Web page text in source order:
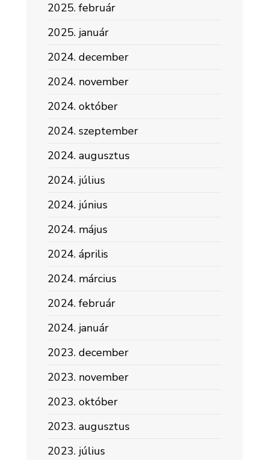
2025. február
2025. január
2024. december
2024. november
2024. október
2024. szeptember
2024. augusztus
2024. július
2024. június
2024. május
2024. április
2024. március
2024. február
2024. január
2023. december
2023. november
2023. október
2023. augusztus
2023. július